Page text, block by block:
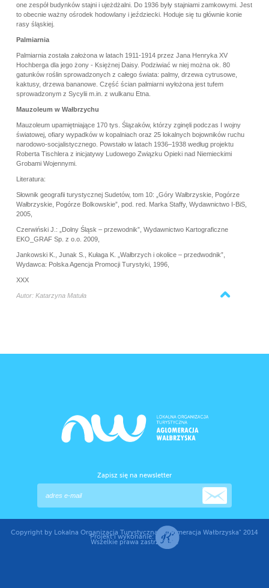
one zespół budynków stajni i ujeżdżalni. Do 1936 były stajniami zamkowymi. Jest
to obecnie ważny ośrodek hodowlany i jeździecki. Hoduje się tu głównie konie
rasy śląskiej.
Palmiarnia
Palmiarnia została założona w latach 1911-1914 przez Jana Henryka XV
Hochberga dla jego żony - Księżnej Daisy. Podziwiać w niej można ok. 80
gatunków roślin sprowadzonych z całego świata: palmy, drzewa cytrusowe,
kaktusy, drzewa bananowe. Część ścian palmiarni wyłożona jest tufem
sprowadzonym z Sycylii m.in. z wulkanu Etna.
Mauzoleum w Wałbrzychu
Mauzoleum upamiętniające 170 tys. Ślązaków, którzy zginęli podczas I wojny
światowej, ofiary wypadków w kopalniach oraz 25 lokalnych bojowników ruchu
narodowo-socjalistycznego. Powstało w latach 1936–1938 według projektu
Roberta Tischlera z inicjatywy Ludowego Związku Opieki nad Niemieckimi
Grobami Wojennymi.
Literatura:
Słownik geografii turystycznej Sudetów, tom 10: „Góry Wałbrzyskie, Pogórze
Wałbrzyskie, Pogórze Bolkowskie”, pod. red. Marka Staffy, Wydawnictwo I-BiS,
2005,
Czerwiński J.: „Dolny Śląsk – przewodnik”, Wydawnictwo Kartograficzne
EKO_GRAF Sp. z o.o. 2009,
Jankowski K., Junak S., Kułaga K. „Wałbrzych i okolice – przedwodnik”,
Wydawca: Polska Agencja Promocji Turystyki, 1996,
XXX
Autor: Katarzyna Matuła
Copyright by Lokalna Organizacja Turystyczna "Aglomeracja Wałbrzyska" 2014
Wszelkie prawa zastrzeżone
Projekt i wykonanie: